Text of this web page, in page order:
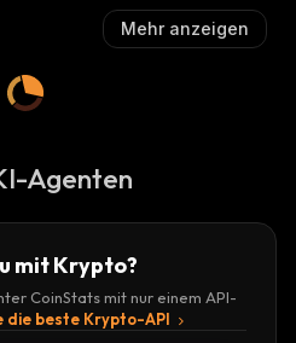
Mehr anzeigen
Agenten
mit Krypto?
CoinStats mit nur einem API-
die beste Krypto-API